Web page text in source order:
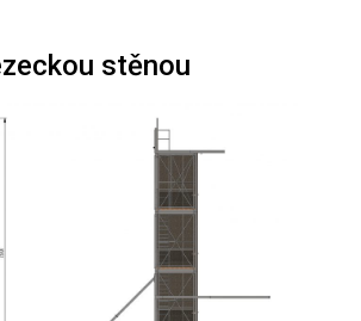
stěnou